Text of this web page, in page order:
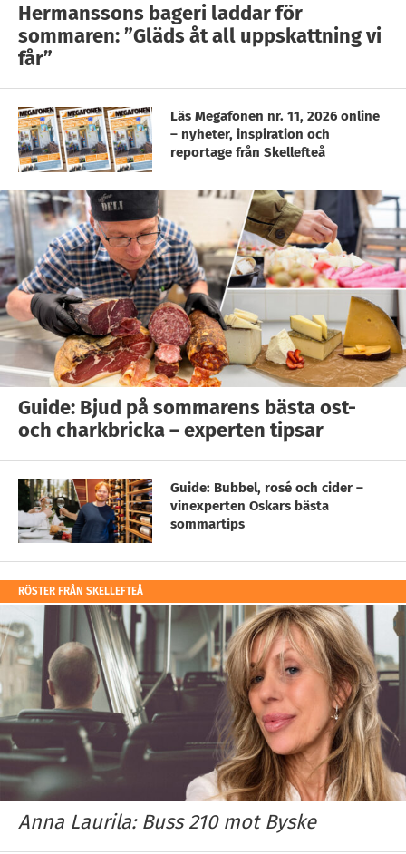
Hermanssons bageri laddar för
sommaren: ”Gläds åt all uppskattning vi
får”
Läs Megafonen nr. 11, 2026 online
– nyheter, inspiration och
reportage från Skellefteå
Guide: Bjud på sommarens bästa ost-
och charkbricka – experten tipsar
Guide: Bubbel, rosé och cider –
vinexperten Oskars bästa
sommartips
RÖSTER FRÅN SKELLEFTEÅ
Anna Laurila: Buss 210 mot Byske